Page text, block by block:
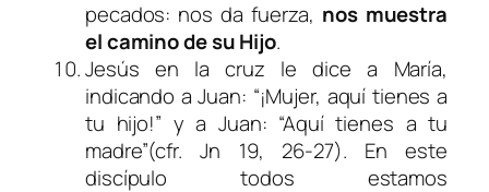
pecados: nos da fuerza, nos muestra
el camino de su Hijo.
Jesús en la cruz le dice a María,
indicando a Juan: “¡Mujer, aquí tienes a
tu hijo!” y a Juan: “Aquí tienes a tu
madre”(cfr. Jn 19, 26-27). En este
discípulo todos estamos